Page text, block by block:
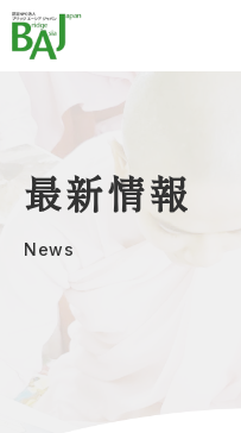
最新情報
News